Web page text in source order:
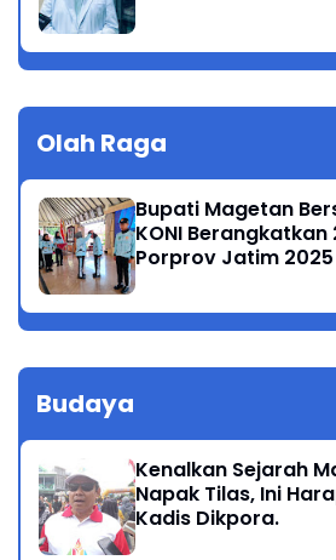
Olah Raga
Bupati Magetan
KONI
Porprov Jatim 2025
Budaya
Kenalkan Sejarah
Napak Tilas, Ini
Kadis Dikpora.